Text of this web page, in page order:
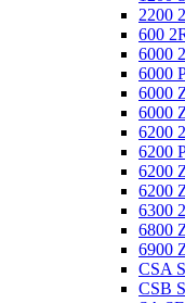
2200
600
6000
6000
6000
6000
6200
6200
6200
6200
6300
6800
6900
CSA
CSB